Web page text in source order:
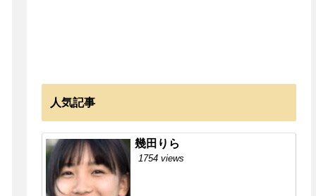
人気記事
幾田りら
1754 views